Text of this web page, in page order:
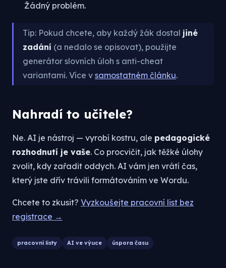
Žádný problém.
Tip: Pokud chcete, aby každý žák dostal jiné
zadání (a nedalo se opisovat), použijte
generátor slovních úloh s anti-cheat
variantami. Více v samostatném článku.
Nahradí to učitele?
Ne. AI je nástroj — vyrobí kostru, ale pedagogické
rozhodnutí je vaše. Co procvičit, jak těžké úlohy
zvolit, kdy zařadit oddych. AI vám jen vrátí čas,
který jste dřív trávili formátováním ve Wordu.
Chcete to zkusit? Vyzkoušejte pracovní list bez
registrace →
pracovní listy AI ve výuce úspora času